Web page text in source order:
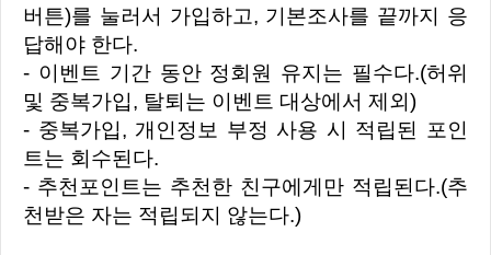
버튼)를 눌러서 가입하고, 기본조사를 끝까지 응
답해야 한다.
- 이벤트 기간 동안 정회원 유지는 필수다.(허위
및 중복가입, 탈퇴는 이벤트 대상에서 제외)
- 중복가입, 개인정보 부정 사용 시 적립된 포인
트는 회수된다.
- 추천포인트는 추천한 친구에게만 적립된다.(추
천받은 자는 적립되지 않는다.)